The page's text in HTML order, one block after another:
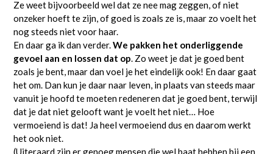
Ze weet bijvoorbeeld wel dat ze nee mag zeggen, of niet
onzeker hoeft te zijn, of goed is zoals ze is, maar zo voelt het
nog steeds niet voor haar.
En daar ga ik dan verder.We pakken het onderliggende
gevoel aan en lossen dat op. Zo weet je dat je goed bent
zoals je bent, maar dan voel je het eindelijk ook! En daar gaat
het om. Dan kun je daar naar leven, in plaats van steeds maar
vanuit je hoofd te moeten redeneren dat je goed bent, terwijl
dat je dat niet gelooft want je voelt het niet… Hoe
vermoeiend is dat! Ja heel vermoeiend dus en daarom werkt
het ook niet.
(Uiteraard zijn er genoeg mensen die wel baat hebben bij een